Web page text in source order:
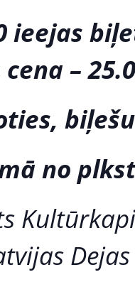
ieejas
–
no